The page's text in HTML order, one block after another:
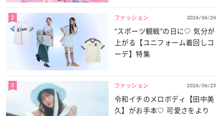
2 ファッション 2026/06/24
“スポーツ観戦”の日に♡ 気分が
上がる【ユニフォーム着回しコ
ーデ】特集
3 ファッション 2026/06/25
令和イチのメロボディ【田中美
久】がお手本♡ 可愛さをより